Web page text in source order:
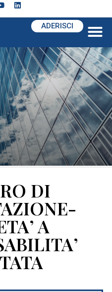
ADERISCI
DI
A